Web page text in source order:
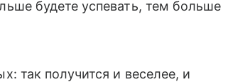
будете успевать, тем больше
так получится и веселее, и